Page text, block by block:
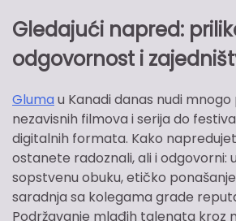
Gledajući napred:
odgovornost i
Gluma u Kanadi danas nudi
nezavisnih filmova i serija do
digitalnih formata. Kako
ostanete radoznali, ali i odgovorni:
sopstvenu obuku, etičko
saradnja sa kolegama grade
Podržavanje mlađih talenata kroz